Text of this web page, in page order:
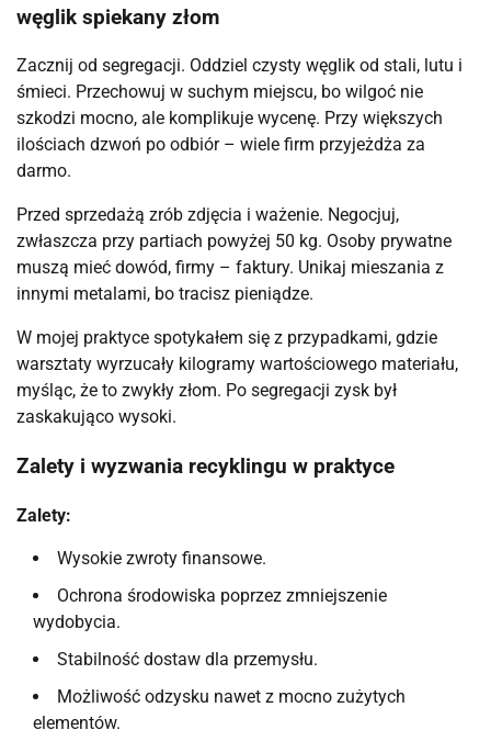
węglik spiekany złom
Zacznij od segregacji. Oddziel czysty węglik od stali, lutu i
śmieci. Przechowuj w suchym miejscu, bo wilgoć nie
szkodzi mocno, ale komplikuje wycenę. Przy większych
ilościach dzwoń po odbiór – wiele firm przyjeżdża za
darmo.
Przed sprzedażą zrób zdjęcia i ważenie. Negocjuj,
zwłaszcza przy partiach powyżej 50 kg. Osoby prywatne
muszą mieć dowód, firmy – faktury. Unikaj mieszania z
innymi metalami, bo tracisz pieniądze.
W mojej praktyce spotykałem się z przypadkami, gdzie
warsztaty wyrzucały kilogramy wartościowego materiału,
myśląc, że to zwykły złom. Po segregacji zysk był
zaskakująco wysoki.
Zalety i wyzwania recyklingu w praktyce
Zalety:
Wysokie zwroty finansowe.
Ochrona środowiska poprzez zmniejszenie
wydobycia.
Stabilność dostaw dla przemysłu.
Możliwość odzysku nawet z mocno zużytych
elementów.